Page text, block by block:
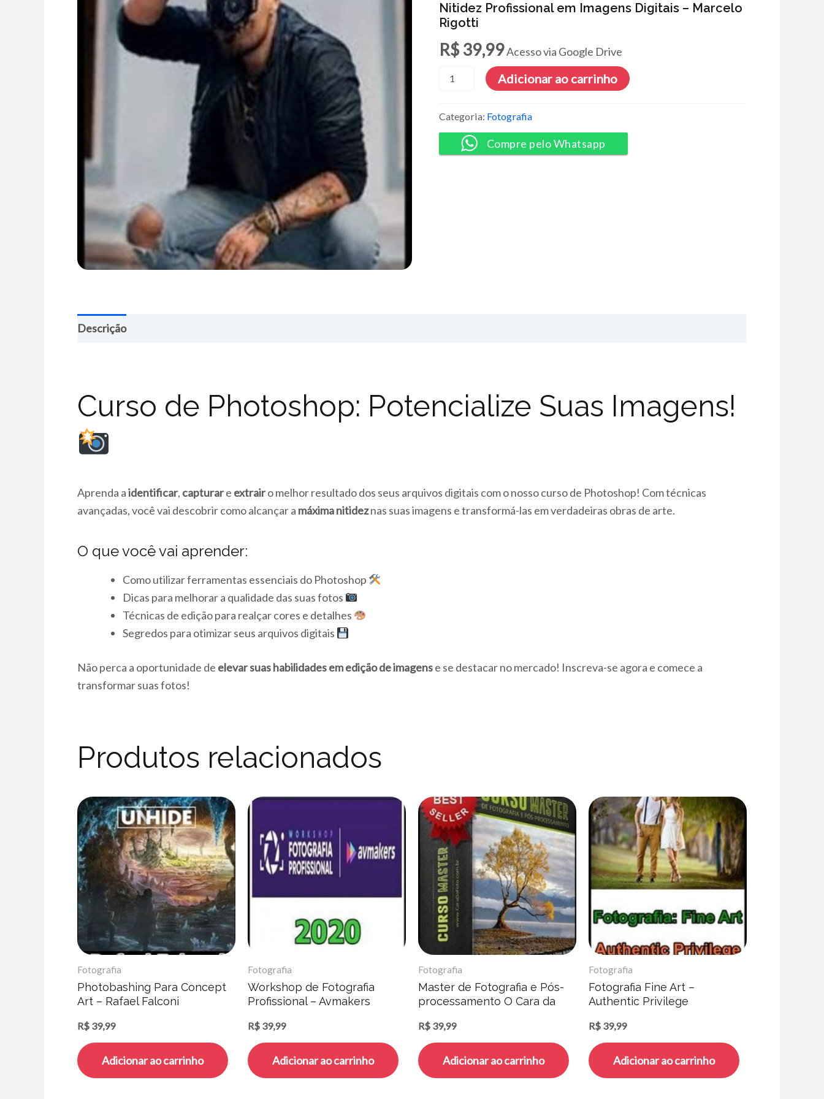
Nitidez Profissional em Imagens Digitais – Marcelo
Rigotti
R$39,99Acesso via Google Drive
Profissional
Digitais
-
Marcelo
Rigotti
Adicionar ao carrinho
Categoria: Fotografia
Compre pelo Whatsapp
Descrição
Curso de Photoshop: Potencialize Suas Imagens!
Aprenda aidentificar, capturare extrairo melhor resultado dos seus arquivos digitais com o nosso curso de Photoshop! Com técnicas
avançadas, você vai descobrir como alcançar a máxima nitideznas suas imagens e transformá-las em verdadeiras obras de arte.
O que você vai aprender:
Como utilizar ferramentas essenciais do Photoshop
Dicas para melhorar a qualidade das suas fotos
Técnicas de edição para realçar cores e detalhes
Segredos para otimizar seus arquivos digitais
Não perca a oportunidade de elevar suas habilidades em edição de imagense se destacar no mercado! Inscreva-se agora e comece a
transformar suas fotos!
Produtos relacionados
Fotografia
Photobashing Para Concept
Art – Rafael Falconi
R$ 39,99
Adicionar ao carrinho
Fotografia
Workshop de Fotografia
Profissional – Avmakers
R$ 39,99
Adicionar ao carrinho
Fotografia
Master de Fotografia e Pós-
processamento O Cara da
R$ 39,99
Adicionar ao carrinho
Fotografia
Fotografia Fine Art –
Authentic Privilege
R$ 39,99
Adicionar ao carrinho